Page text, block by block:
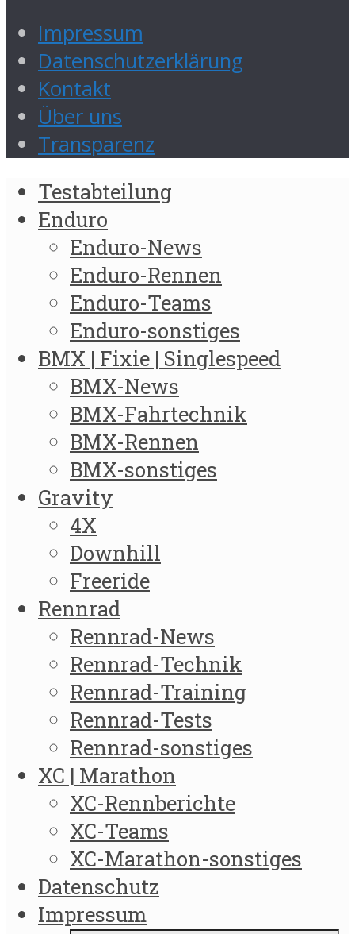
Impressum
Datenschutzerklärung
Kontakt
Über uns
Transparenz
Testabteilung
Enduro
Enduro-News
Enduro-Rennen
Enduro-Teams
Enduro-sonstiges
BMX | Fixie | Singlespeed
BMX-News
BMX-Fahrtechnik
BMX-Rennen
BMX-sonstiges
Gravity
4X
Downhill
Freeride
Rennrad
Rennrad-News
Rennrad-Technik
Rennrad-Training
Rennrad-Tests
Rennrad-sonstiges
XC | Marathon
XC-Rennberichte
XC-Teams
XC-Marathon-sonstiges
Datenschutz
Impressum